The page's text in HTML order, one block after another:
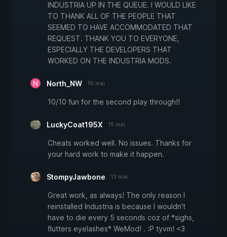
INDUSTRIA UP IN THE QUEUE. I WOULD LIKE
TO THANK ALL OF THE PEOPLE THAT
SEEMED TO HAVE ACCOMMODATED THAT
REQUEST. THANK YOU TO EVERYONE,
ESPECIALLY THE DEVELOPERS THAT
WORKED ON THE INDUSTRIA MODS.
North_NW 16 mai
10/10 fun for the second play through!!
LuckyCoat195X 15 mai
Cheats worked well. No issues. Thanks for
your hard work to make it happen.
StompyJawbone 13 mai
Great work, as always! The only reason I
reinstalled Industria is because I wouldn't
have to die every 5 seconds coz of *sighs,
flutters eyelashes* WeMod! . :P tyvm! <3